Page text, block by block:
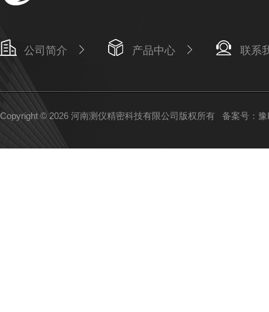
公司简介 产品中心 联系
Copyright © 2026 河南测仪精密科技有限公司版权所有 备案号：